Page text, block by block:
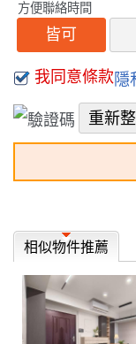
方便聯絡時間
皆可
我同意條款 隱
相似物件推薦